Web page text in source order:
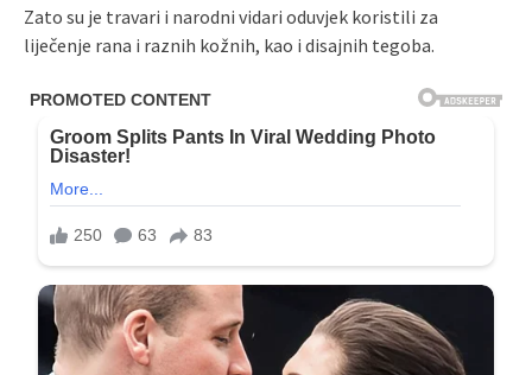
Zato su je travari i narodni vidari oduvjek koristili za
liječenje rana i raznih kožnih, kao i disajnih tegoba.